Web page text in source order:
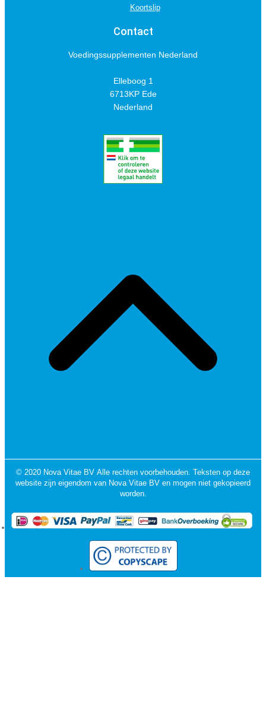
Koortslip
Contact
Voedingssupplementen Nederland
Elleboog 1
6713KP Ede
Nederland
© 2020 Nova Vitae BV Alle rechten voorbehouden. Teksten op deze
website zijn eigendom van Nova Vitae BV en mogen niet gekopieerd
worden.